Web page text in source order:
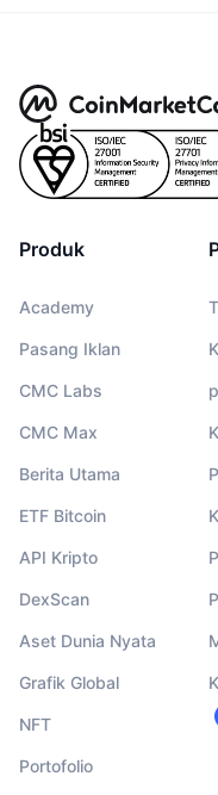
Produk
Academy
Pasang Iklan
CMC Labs
CMC Max
Berita Utama
ETF Bitcoin
API Kripto
DexScan
Aset Dunia Nyata
Grafik Global
NFT
Portofolio